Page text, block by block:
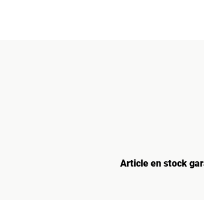
Article en stock